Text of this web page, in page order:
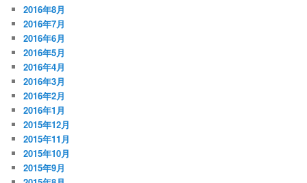
2016年8月
2016年7月
2016年6月
2016年5月
2016年4月
2016年3月
2016年2月
2016年1月
2015年12月
2015年11月
2015年10月
2015年9月